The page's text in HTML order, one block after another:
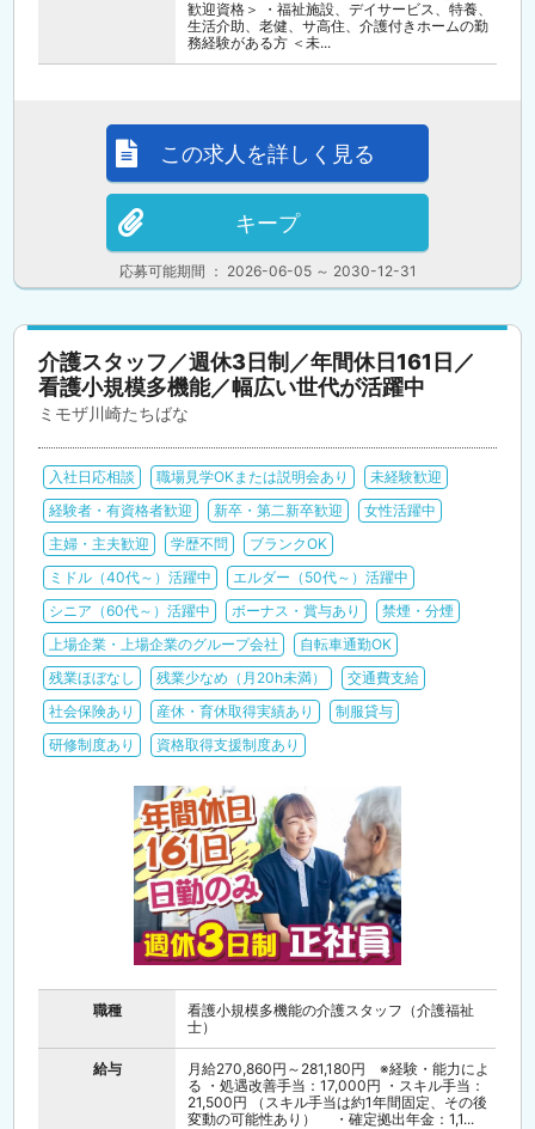
歓迎資格＞ ・福祉施設、デイサービス、特養、
生活介助、老健、サ高住、介護付きホームの勤
務経験がある方 ＜未...
応募可能期間 ： 2026-06-05 ～ 2030-12-31
この求人を詳しく見る
キープ
介護スタッフ／週休3日制／年間休日161日／
看護小規模多機能／幅広い世代が活躍中
ミモザ川崎たちばな
入社日応相談 職場見学OKまたは説明会あり
未経験歓迎
経験者・有資格者歓迎
新卒・第二新卒歓迎
女性活躍中
主婦・主夫歓迎
学歴不問
ブランクOK
ミドル（40代～）活躍中
エルダー（50代～）活躍中
シニア（60代～）活躍中
ボーナス・賞与あり
禁煙・分煙
上場企業・上場企業のグループ会社
自転車通勤OK
残業ほぼなし
残業少なめ（月20h未満）
交通費支給
社会保険あり
産休・育休取得実績あり
制服貸与
研修制度あり
資格取得支援制度あり
職種
看護小規模多機能の介護スタッフ（介護福祉
士）
給与
月給270,860円～281,180円 ※経験・能力によ
る ・処遇改善手当：17,000円 ・スキル手当：
21,500円 （スキル手当は約1年間固定、その後
変動の可能性あり） ・確定拠出年金：1,1...